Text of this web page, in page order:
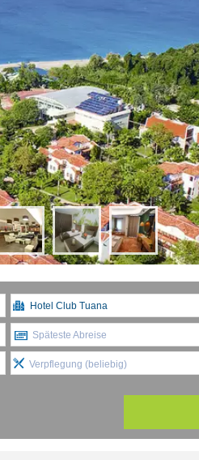
Späteste Abreise
Verpflegung (beliebig)